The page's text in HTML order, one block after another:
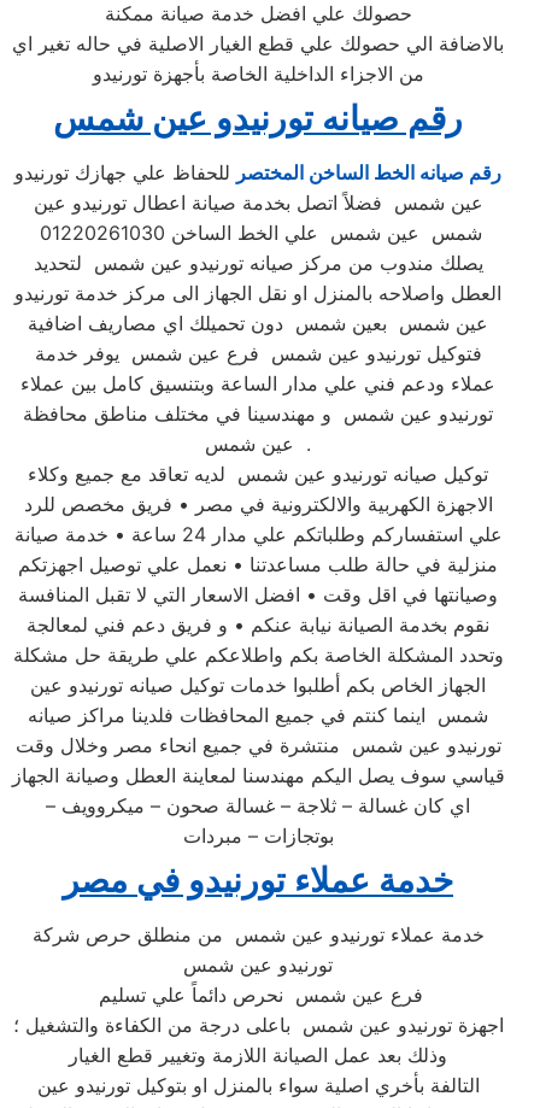
حصولك علي افضل خدمة صيانة ممكنة
بالاضافة الي حصولك علي قطع الغيار الاصلية في حاله تغير اي
من الاجزاء الداخلية الخاصة بأجهزة تورنيدو
رقم صيانه تورنيدو عين شمس
رقم صيانه الخط الساخن المختصر للحفاظ علي جهازك تورنيدو
عين شمس فضلاً اتصل بخدمة صيانة اعطال تورنيدو عين
يصلك مندوب من مركز صيانه تورنيدو عين شمس لتحديد
العطل واصلاحه بالمنزل او نقل الجهاز الى مركز خدمة تورنيدو
عين شمس بعين شمس دون تحميلك اي مصاريف اضافية
فتوكيل تورنيدو عين شمس فرع عين شمس يوفر خدمة
عملاء ودعم فني علي مدار الساعة وبتنسيق كامل بين عملاء
تورنيدو عين شمس و مهندسينا في مختلف مناطق محافظة
عين شمس .
توكيل صيانه تورنيدو عين شمس لديه تعاقد مع جميع وكلاء
الاجهزة الكهربية والالكترونية في مصر • فريق مخصص للرد
علي استفساركم وطلباتكم علي مدار 24 ساعة • خدمة صيانة
منزلية في حالة طلب مساعدتنا • نعمل علي توصيل اجهزتكم
وصيانتها في اقل وقت • افضل الاسعار التي لا تقبل المنافسة
نقوم بخدمة الصيانة نيابة عنكم • و فريق دعم فني لمعالجة
وتحدد المشكلة الخاصة بكم واطلاعكم علي طريقة حل مشكلة
الجهاز الخاص بكم أطلبوا خدمات توكيل صيانه تورنيدو عين
شمس اينما كنتم في جميع المحافظات فلدينا مراكز صيانه
تورنيدو عين شمس منتشرة في جميع انحاء مصر وخلال وقت
قياسي سوف يصل اليكم مهندسنا لمعاينة العطل وصيانة الجهاز
اي كان غسالة – ثلاجة – غسالة صحون – ميكروويف –
بوتجازات – مبردات
خدمة عملاء تورنيدو في مصر
خدمة عملاء تورنيدو عين شمس من منطلق حرص شركة
تورنيدو عين شمس
فرع عين شمس نحرص دائماً علي تسليم
اجهزة تورنيدو عين شمس باعلى درجة من الكفاءة والتشغيل ؛
وذلك بعد عمل الصيانة اللازمة وتغيير قطع الغيار
التالفة بأخري اصلية سواء بالمنزل او بتوكيل تورنيدو عين